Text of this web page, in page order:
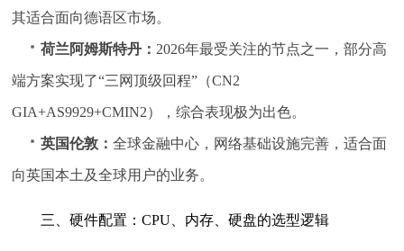
其适合面向德语区市场。
荷兰阿姆斯特丹： 2026年最受关注的节点之一，部分高
端方案实现了“三网顶级回程”（CN2
GIA+AS9929+CMIN2），综合表现极为出色。
英国伦敦：全球金融中心，网络基础设施完善，适合面
向英国本土及全球用户的业务。
三、硬件配置：CPU、内存、硬盘的选型逻辑